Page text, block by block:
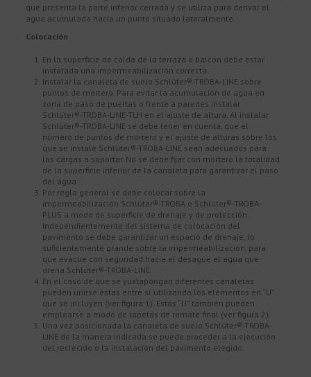
que presenta la parte inferior cerrada y se utiliza para derivar el
agua acumulada hacia un punto situado lateralmente.
Colocación
En la superficie de caída de la terraza o balcón debe estar
instalada una impermeabilización correcta.
Instalar la canaleta de suelo Schlüter®-TROBA-LINE sobre
puntos de mortero. Para evitar la acumulación de agua en
zona de paso de puertas o frente a paredes instalar
Schlüter®-TROBA-LINE-TLH en el ajuste de altura. Al instalar
Schlüter®-TROBA-LINE se debe tener en cuenta, que el
número de puntos de mortero y el ajuste de alturas sobre los
que se instale Schlüter®-TROBA-LINE sean adecuados para
las cargas a soportar. No se debe fijar con mortero la totalidad
de la superficie inferior de la canaleta para garantizar el paso
del agua.
Por regla general se debe colocar sobre la
impermeabilización Schlüter®-TROBA o Schlüter®-TROBA-
PLUS a modo de superficie de drenaje y de protección.
Independientemente del sistema de colocación del
pavimento se debe garantizar un espacio de drenaje, lo
suficientemente grande sobre la impermeabilización, para
que evacue con seguridad hacia el desagüe el agua que
drena Schlüter®-TROBA-LINE.
En el caso de que se yuxtapongan diferentes canaletas
pueden unirse éstas entre sí utilizando los elementos en “U”
que se incluyen (ver figura 1). Estas “U” también pueden
emplearse a modo de tapetas de remate final (ver figura 2).
Una vez posicionada la canaleta de suelo Schlüter®-TROBA-
LINE de la manera indicada se puede proceder a la ejecución
del recrecido o la instalación del pavimento elegido.